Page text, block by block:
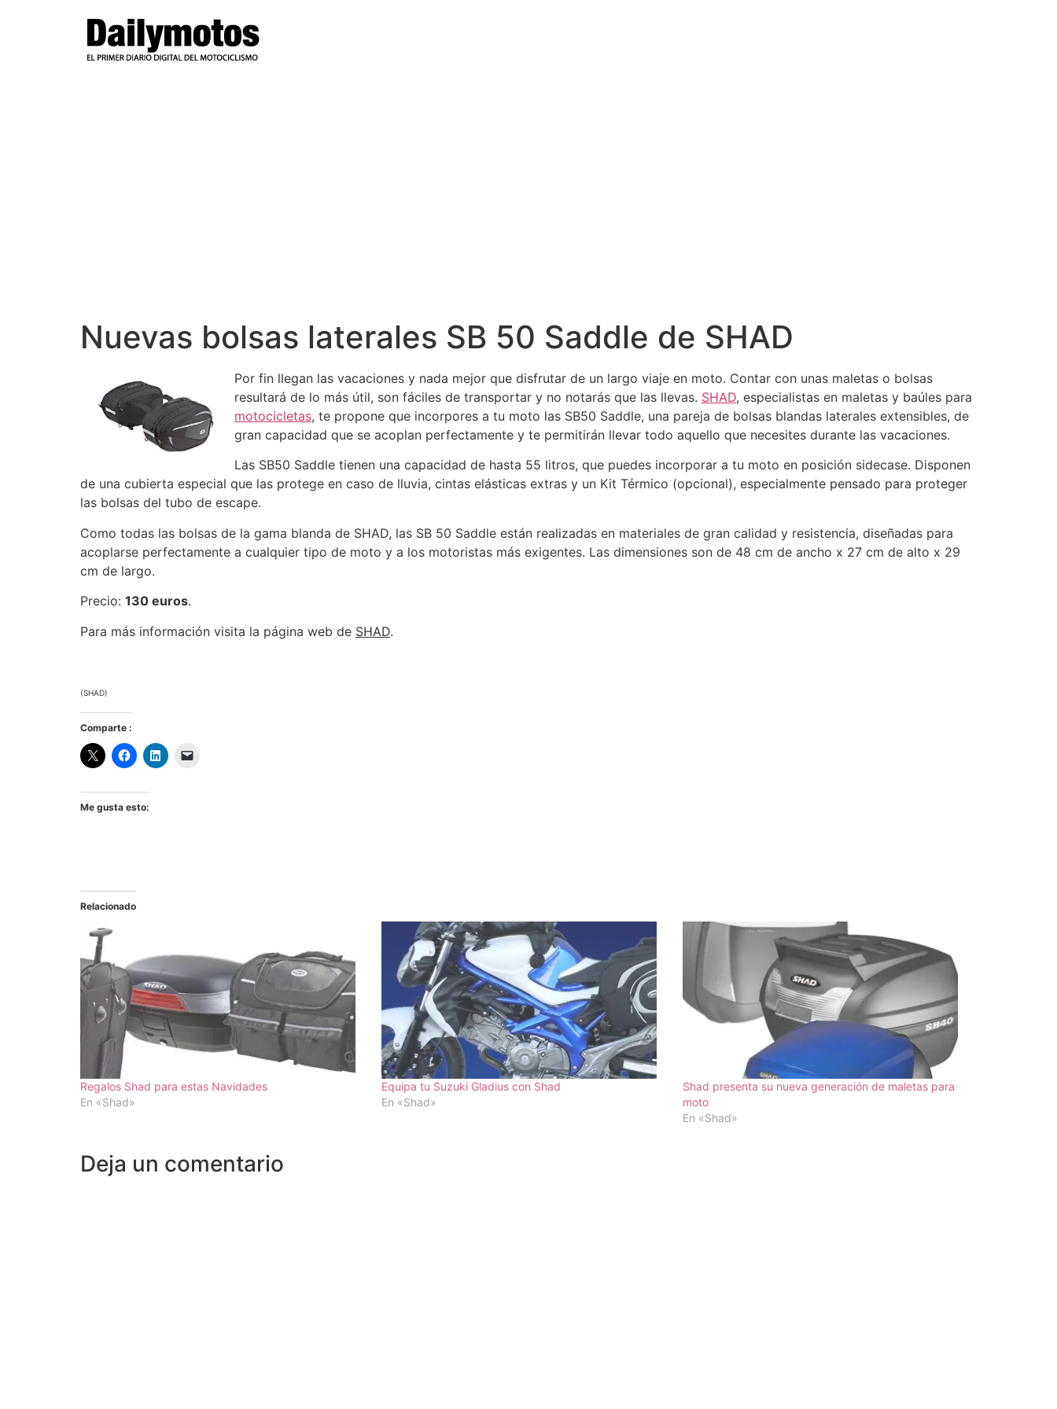
Nuevas bolsas laterales SB 50 Saddle de SHAD
Por fin llegan las vacaciones y nada mejor que disfrutar de un largo viaje en moto. Contar con unas maletas o bolsas
resultará de lo más útil, son fáciles de transportar y no notarás que las llevas. SHAD, especialistas en maletas y baúles para
motocicletas, te propone que incorpores a tu moto las SB50 Saddle, una pareja de bolsas blandas laterales extensibles, de
gran capacidad que se acoplan perfectamente y te permitirán llevar todo aquello que necesites durante las vacaciones.
Las SB50 Saddle tienen una capacidad de hasta 55 litros, que puedes incorporar a tu moto en posición sidecase. Disponen
de una cubierta especial que las protege en caso de lluvia, cintas elásticas extras y un Kit Térmico (opcional), especialmente pensado para proteger
las bolsas del tubo de escape.
Como todas las bolsas de la gama blanda de SHAD, las SB 50 Saddle están realizadas en materiales de gran calidad y resistencia, diseñadas para
acoplarse perfectamente a cualquier tipo de moto y a los motoristas más exigentes. Las dimensiones son de 48 cm de ancho x 27 cm de alto x 29
cm de largo.
Precio: 130 euros.
Para más información visita la página web de SHAD.
(SHAD)
Comparte :
Me gusta esto:
Relacionado
Regalos Shad para estas Navidades
En «Shad»
Equipa tu Suzuki Gladius con Shad
En «Shad»
Shad presenta su nueva generación de maletas para
moto
En «Shad»
Deja un comentario